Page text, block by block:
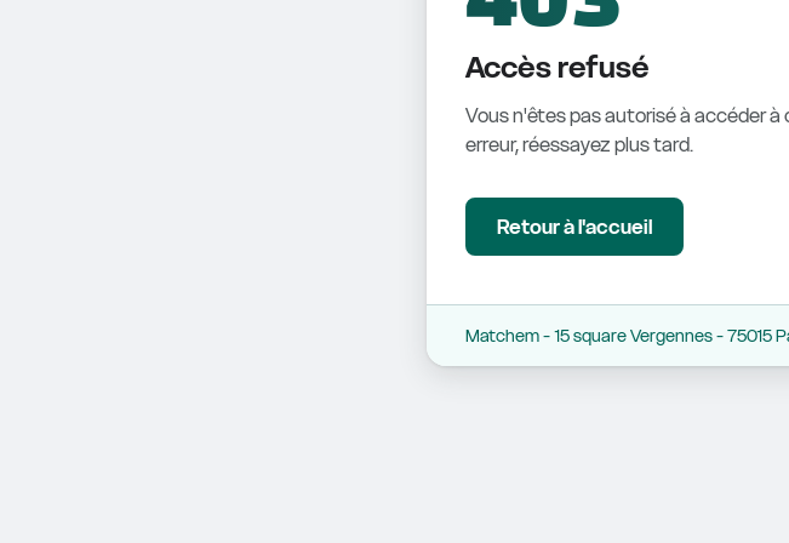
Accès refusé
Vous n'êtes pas autorisé à accéder
erreur, réessayez plus tard.
Retour à l'accueil
Matchem - 15 square Vergennes - 75015